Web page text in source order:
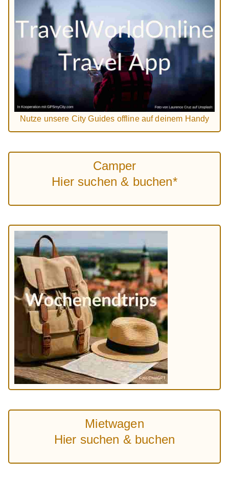
Nutze unsere City Guides offline auf deinem Handy
Camper
Hier suchen & buchen*
Mietwagen
Hier suchen & buchen